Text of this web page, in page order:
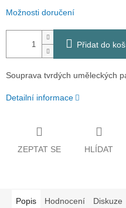
Možnosti doručení
Přidat do
Souprava tvrdých uměleckých
Detailní informace
ZEPTAT SE HLÍDAT
Popis Hodnocení Diskuze